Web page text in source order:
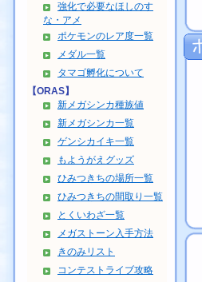
強化で必要なほしのす
な・アメ
ポケモンのレア度一覧
メダル一覧
タマゴ孵化について
【ORAS】
新メガシンカ種族値
新メガシンカ一覧
ゲンシカイキ一覧
もようがえグッズ
ひみつきちの場所一覧
ひみつきちの間取り一覧
とくいわざ一覧
メガストーン入手方法
きのみリスト
コンテストライブ攻略